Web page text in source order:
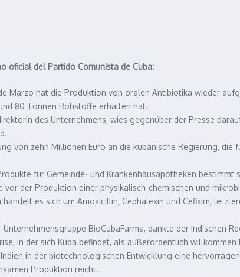
oficial del Partido Comunista de Cuba:
Marzo hat die Produktion von oralen Antibiotika wieder
80 Tonnen Rohstoffe erhalten hat.
des Unternehmens, wies gegenüber der Presse
von zehn Millionen Euro an die kubanische Regierung,
für Gemeinde- und Krankenhausapotheken
der Produktion einer physikalisch-chemischen und
es sich um Amoxicillin, Cephalexin und Cefixim,
Unternehmensgruppe BioCubaFarma, dankte der
in der sich Kuba befindet, als außerordentlich willkommen
in der biotechnologischen Entwicklung eine
Produktion reicht.